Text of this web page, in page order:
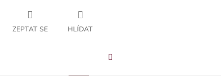
ZEPTAT SE HLÍDAT